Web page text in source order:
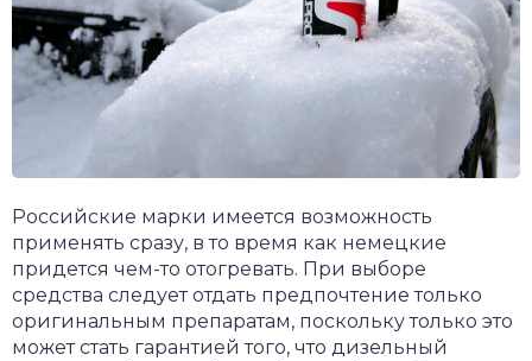
Российские марки имеется возможность
применять сразу, в то время как немецкие
придется чем-то отогревать. При выборе
средства следует отдать предпочтение только
оригинальным препаратам, поскольку только это
может стать гарантией того, что дизельный